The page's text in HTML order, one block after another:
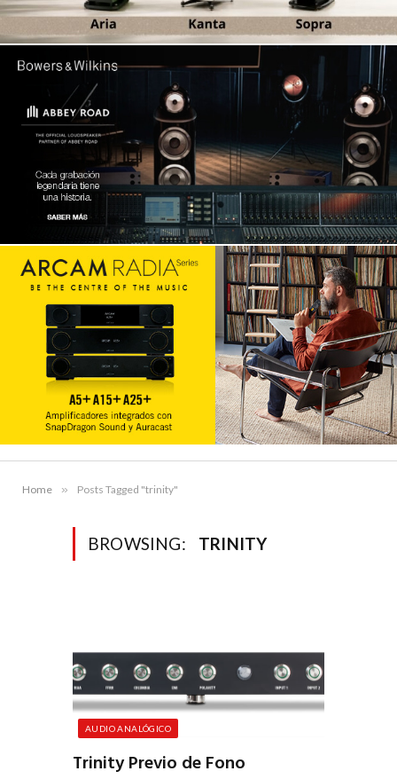
Home » Posts Tagged "trinity"
BROWSING: TRINITY
AUDIO ANALÓGICO
Trinity Previo de Fono